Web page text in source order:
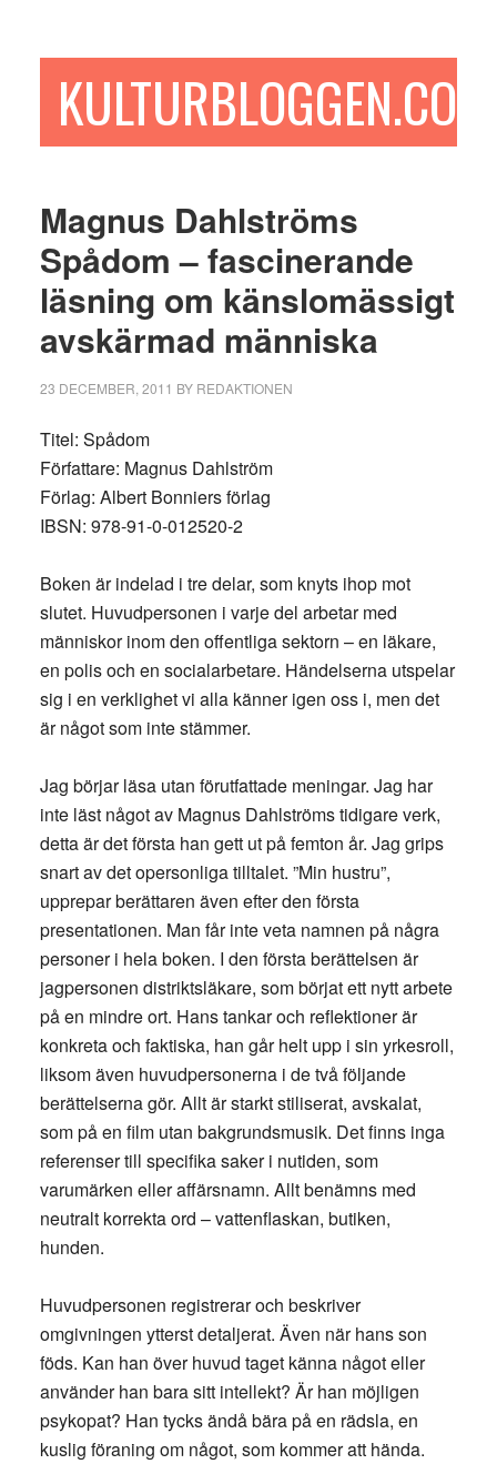
sidofältetKULTURBLOGGEN.COM
Magnus Dahlströms
Spådom – fascinerande
läsning om känslomässigt
avskärmad människa
23 DECEMBER, 2011 BY REDAKTIONEN
Titel: Spådom
Författare: Magnus Dahlström
Förlag: Albert Bonniers förlag
IBSN: 978-91-0-012520-2
Boken är indelad i tre delar, som knyts ihop mot
slutet. Huvudpersonen i varje del arbetar med
människor inom den offentliga sektorn – en läkare,
en polis och en socialarbetare. Händelserna utspelar
sig i en verklighet vi alla känner igen oss i, men det
är något som inte stämmer.
Jag börjar läsa utan förutfattade meningar. Jag har
inte läst något av Magnus Dahlströms tidigare verk,
detta är det första han gett ut på femton år. Jag grips
snart av det opersonliga tilltalet. ”Min hustru”,
upprepar berättaren även efter den första
presentationen. Man får inte veta namnen på några
personer i hela boken. I den första berättelsen är
jagpersonen distriktsläkare, som börjat ett nytt arbete
på en mindre ort. Hans tankar och reflektioner är
konkreta och faktiska, han går helt upp i sin yrkesroll,
liksom även huvudpersonerna i de två följande
berättelserna gör. Allt är starkt stiliserat, avskalat,
som på en film utan bakgrundsmusik. Det finns inga
referenser till specifika saker i nutiden, som
varumärken eller affärsnamn. Allt benämns med
neutralt korrekta ord – vattenflaskan, butiken,
hunden.
Huvudpersonen registrerar och beskriver
omgivningen ytterst detaljerat. Även när hans son
föds. Kan han över huvud taget känna något eller
använder han bara sitt intellekt? Är han möjligen
psykopat? Han tycks ändå bära på en rädsla, en
kuslig föraning om något, som kommer att hända.